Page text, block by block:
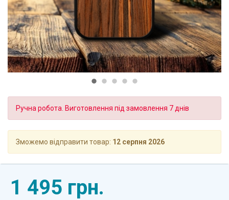
Ручна робота. Виготовлення під замовлення 7 днів
Зможемо відправити товар: 12 серпня 2026
1 495 грн.